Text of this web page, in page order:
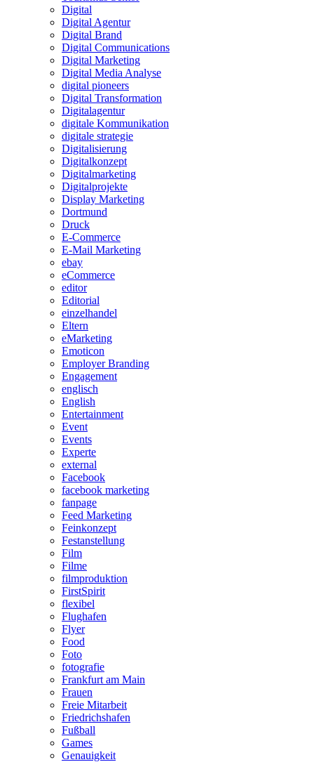
Digital
Digital Agentur
Digital Brand
Digital Communications
Digital Marketing
Digital Media Analyse
digital pioneers
Digital Transformation
Digitalagentur
digitale Kommunikation
digitale strategie
Digitalisierung
Digitalkonzept
Digitalmarketing
Digitalprojekte
Display Marketing
Dortmund
Druck
E-Commerce
E-Mail Marketing
ebay
eCommerce
editor
Editorial
einzelhandel
Eltern
eMarketing
Emoticon
Employer Branding
Engagement
englisch
English
Entertainment
Event
Events
Experte
external
Facebook
facebook marketing
fanpage
Feed Marketing
Feinkonzept
Festanstellung
Film
Filme
filmproduktion
FirstSpirit
flexibel
Flughafen
Flyer
Food
Foto
fotografie
Frankfurt am Main
Frauen
Freie Mitarbeit
Friedrichshafen
Fußball
Games
Genauigkeit